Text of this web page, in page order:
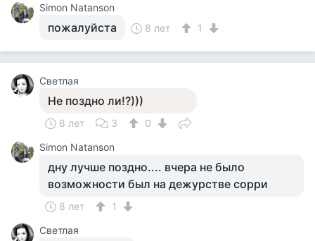
Simon Natanson
пожалуйста 8 лет 1
Светлая
Не поздно ли!?)))
8 лет 3
0
Simon Natanson
дну лучше поздно.... вчера не было
возможности был на дежурстве сорри
8 лет
1
Светлая